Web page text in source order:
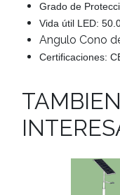
Grado de
Vida útil LED:
Angulo Cono
Certificaciones: